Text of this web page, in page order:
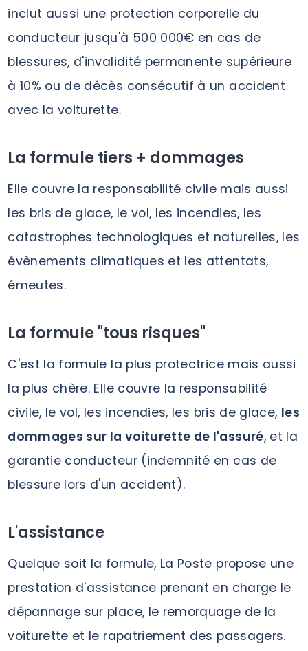
inclut aussi une protection corporelle du
conducteur jusqu'à 500 000€ en cas de
blessures, d'invalidité permanente supérieure
à 10% ou de décès consécutif à un accident
avec la voiturette.
La formule tiers + dommages
Elle couvre la responsabilité civile mais aussi
les bris de glace, le vol, les incendies, les
catastrophes technologiques et naturelles, les
évènements climatiques et les attentats,
émeutes.
La formule "tous risques"
C'est la formule la plus protectrice mais aussi
la plus chère. Elle couvre la responsabilité
civile, le vol, les incendies, les bris de glace, les
dommages sur la voiturette de l'assuré, et la
garantie conducteur (indemnité en cas de
blessure lors d'un accident).
L'assistance
Quelque soit la formule, La Poste propose une
prestation d'assistance prenant en charge le
dépannage sur place, le remorquage de la
voiturette et le rapatriement des passagers.